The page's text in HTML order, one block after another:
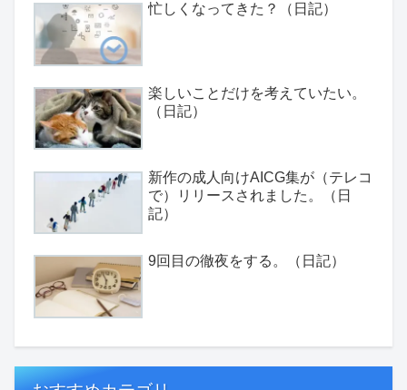
忙しくなってきた？（日記）
楽しいことだけを考えていたい。
（日記）
新作の成人向けAICG集が（テレコ
で）リリースされました。（日
記）
9回目の徹夜をする。（日記）